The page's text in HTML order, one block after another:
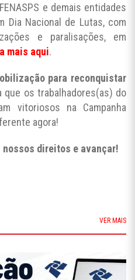
e demais entidades
Dia Nacional de Lutas, com
e paralisações, em
mais aqui.
para reconquistar
que os trabalhadores(as) do
vitoriosos na Campanha
agora!
nossos direitos e avançar!
VER MAIS